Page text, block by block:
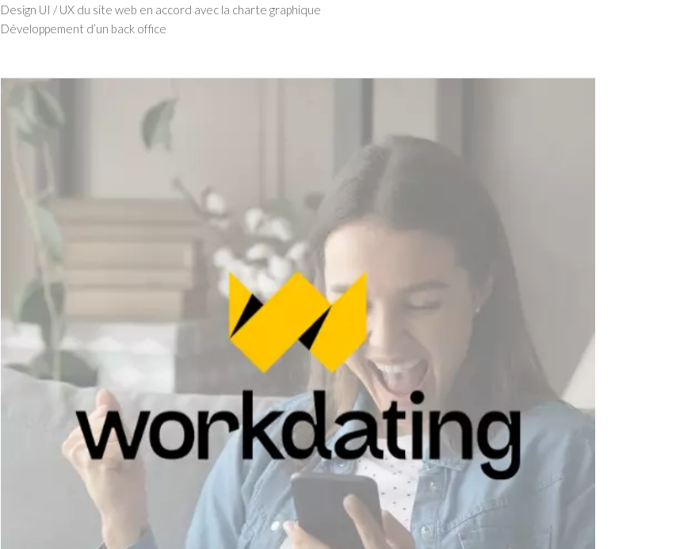
Design UI / UX du site web en accord avec la charte graphique
Développement d’un back office